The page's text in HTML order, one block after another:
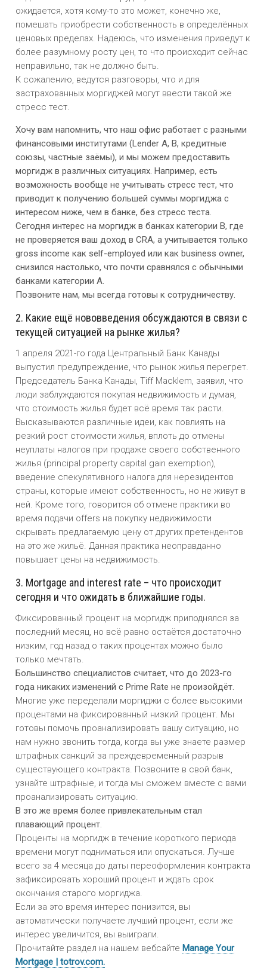
ожидается, хотя кому-то это может, конечно же,
помешать приобрести собственность в определённых
ценовых пределах. Надеюсь, что изменения приведут к
более разумному росту цен, то что происходит сейчас
неправильно, так не должно быть.
К сожалению, ведутся разговоры, что и для
застрахованных моргиджей могут ввести такой же
стресс тест.
Хочу вам напомнить, что наш офис работает с разными
финансовыми институтами (Lender A, B, кредитные
союзы, частные заёмы), и мы можем предоставить
моргидж в различных ситуациях. Например, есть
возможность вообще не учитывать стресс тест, что
приводит к получению большей суммы моргиджа с
интересом ниже, чем в банке, без стресс теста.
Сегодня интерес на моргидж в банках категории B, где
не проверяется ваш доход в CRA, а учитывается только
gross income как self-employed или как business owner,
снизился настолько, что почти сравнялся с обычными
банками категории A.
Позвоните нам, мы всегда готовы к сотрудничеству.
2. Какие ещё нововведения обсуждаются в связи с
текущей ситуацией на рынке жилья?
1 апреля 2021-го года Центральный Банк Канады
выпустил предупреждение, что рынок жилья перегрет.
Председатель Банка Канады, Tiff Macklem, заявил, что
люди заблуждаются покупая недвижимость и думая,
что стоимость жилья будет всё время так расти.
Высказываются различные идеи, как повлиять на
резкий рост стоимости жилья, вплоть до отмены
неуплаты налогов при продаже своего собственного
жилья (principal property capital gain exemption),
введение спекулятивного налога для нерезидентов
страны, которые имеют собственность, но не живут в
ней. Кроме того, говорится об отмене практики во
время подачи offers на покупку недвижимости
скрывать предлагаемую цену от других претендентов
на это же жильё. Данная практика неоправданно
повышает цены на недвижимость.
3. Mortgage and interest rate – что происходит
сегодня и что ожидать в ближайшие годы.
Фиксированный процент на моргидж приподнялся за
последний месяц, но всё равно остаётся достаточно
низким, год назад о таких процентах можно было
только мечтать.
Большинство специалистов считает, что до 2023-го
года никаких изменений c Prime Rate не произойдёт.
Многие уже переделали моргиджи с более высокими
процентами на фиксированный низкий процент. Мы
готовы помочь проанализировать вашу ситуацию, но
нам нужно звонить тогда, когда вы уже знаете размер
штрафных санкций за преждевременный разрыв
существующего контракта. Позвоните в свой банк,
узнайте штрафные, и тогда мы сможем вместе с вами
проанализировать ситуацию.
В это же время более привлекательным стал
плавающий процент.
Проценты на моргидж в течение короткого периода
времени могут подниматься или опускаться. Лучше
всего за 4 месяца до даты переоформления контракта
зафиксировать хороший процент и ждать срок
окончания старого моргиджа.
Если за это время интерес понизится, вы
автоматически получаете лучший процент, если же
интерес увеличится, вы выиграли.
Прочитайте раздел на нашем вебсайте Manage Your
Mortgage | totrov.com.